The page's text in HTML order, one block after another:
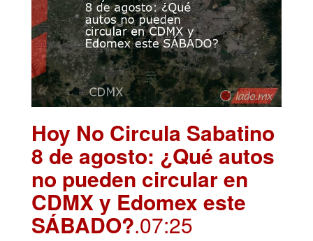
Hoy No Circula Sabatino
8 de agosto: ¿Qué autos
no pueden circular en
CDMX y Edomex este
SÁBADO?.07:25